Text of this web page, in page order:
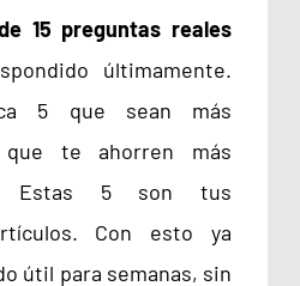
15 preguntas reales
últimamente.
5 que sean más
te ahorren más
Estas 5 son tus
Con esto ya
útil para semanas, sin